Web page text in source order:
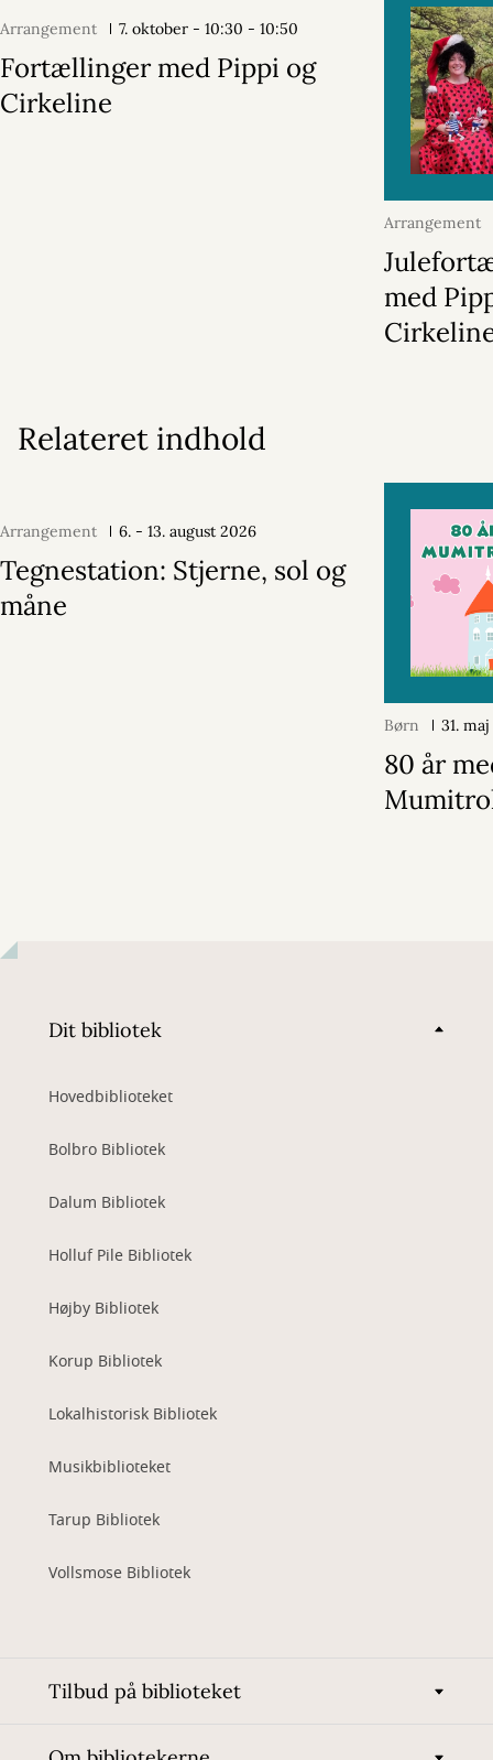
Arrangement 7. oktober - 10:30 - 10:50
Fortællinger med Pippi og
Cirkeline
Arrangement
10:30 - 10:50
med
Relateret indhold
Arrangement 6. - 13. august 2026
Tegnestation: Stjerne, sol og
måne
Børn 31.
80 år
Dit bibliotek
Hovedbiblioteket
Bolbro Bibliotek
Dalum Bibliotek
Holluf Pile Bibliotek
Højby Bibliotek
Korup Bibliotek
Lokalhistorisk Bibliotek
Musikbiblioteket
Tarup Bibliotek
Vollsmose Bibliotek
Tilbud på biblioteket